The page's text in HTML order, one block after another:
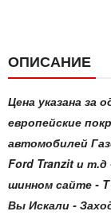
ОПИСАНИЕ
Цена указана за
европейские
автомобилей
Ford Tranzit и т.д
шинном сайте -
Вы Искали -